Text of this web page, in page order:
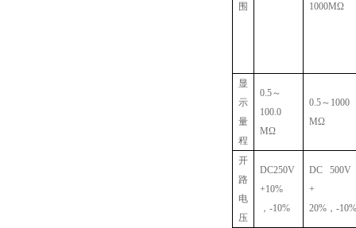
围
1000MΩ
显
示
量
程
0.5～
100.0
MΩ
0.5～ 1000
MΩ
开
路
电
压
DC250V
+10%
， -10%
DC 500V
+
20% ， -10%